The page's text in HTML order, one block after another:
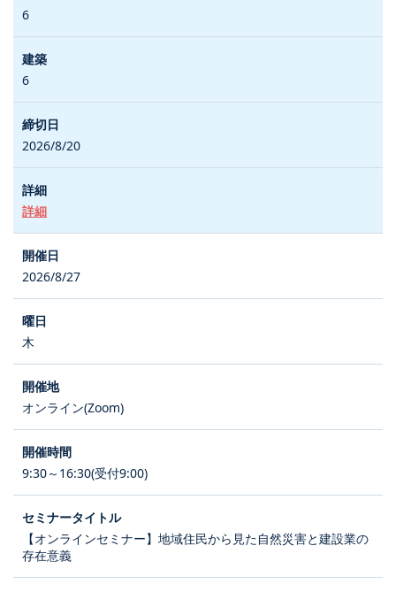
6
6
2026/8/20
詳細
2026/8/27
木
オンライン(Zoom)
9:30～16:30(受付9:00)
【オンラインセミナー】地域住民から見た自然災害と建設業の
存在意義